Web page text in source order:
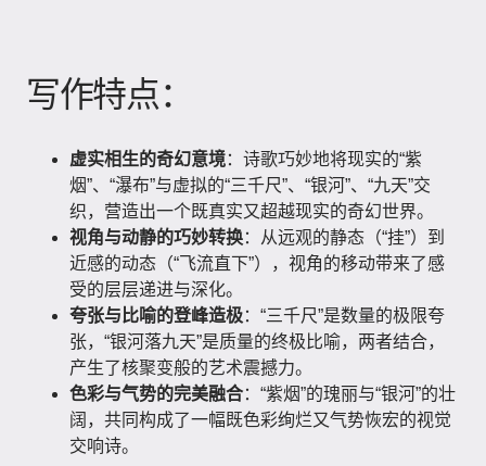
写作特点：
虚实相生的奇幻意境：诗歌巧妙地将现实的“紫
烟”、“瀑布”与虚拟的“三千尺”、“银河”、“九天”交
织，营造出一个既真实又超越现实的奇幻世界。
视角与动静的巧妙转换：从远观的静态（“挂”）到
近感的动态（“飞流直下”），视角的移动带来了感
受的层层递进与深化。
夸张与比喻的登峰造极：“三千尺”是数量的极限夸
张，“银河落九天”是质量的终极比喻，两者结合，
产生了核聚变般的艺术震撼力。
色彩与气势的完美融合：“紫烟”的瑰丽与“银河”的壮
阔，共同构成了一幅既色彩绚烂又气势恢宏的视觉
交响诗。